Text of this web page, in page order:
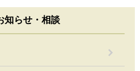
知らせ・相談